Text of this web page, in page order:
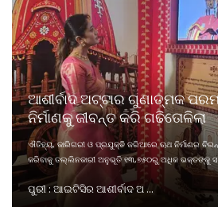
ଆଶୀର୍ବାଦ ଅଟ୍ଟାର ଗୁଣାତ୍ମକ
ନିର୍ମାଣକୁ ଜୀବନ୍ତ କରି ଗଢିତୋଳିଲା
ଐତିହ୍ୟ, କାରିଗରୀ ଓ ପ୍ରଯୁକ୍ତି ଜରିଆରେ ଋଥ ନିର୍ମାଣର
କରିବାକୁ ତଲ୍ଲିନକାରୀ ଅନୁଭୂତି ୧୩,୭୫୦ରୁ ଅଧିକ ଭକ୍ତଙ୍କୁ
ପୁରୀ : ଆଇଟିସିର ଆଶୀର୍ବାଦ ଅ ...